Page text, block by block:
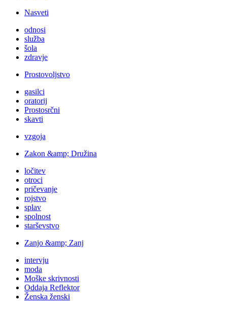
Nasveti
odnosi
služba
šola
zdravje
Prostovoljstvo
gasilci
oratorij
Prostosrčni
skavti
vzgoja
Zakon &amp; Družina
ločitev
otroci
pričevanje
rojstvo
splav
spolnost
starševstvo
Zanjo &amp; Zanj
intervju
moda
Moške skrivnosti
Oddaja Reflektor
Ženska ženski